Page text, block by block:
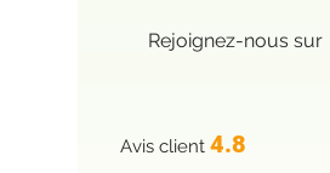
Rejoignez-nous sur
Avis client 4.8